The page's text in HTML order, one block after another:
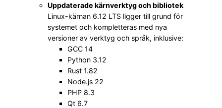
Uppdaterade kärnverktyg och bibliotek
Linux-kärnan 6.12 LTS ligger till grund för
systemet och kompletteras med nya
versioner av verktyg och språk, inklusive:
GCC 14
Python 3.12
Rust 1.82
Node.js 22
PHP 8.3
Qt 6.7